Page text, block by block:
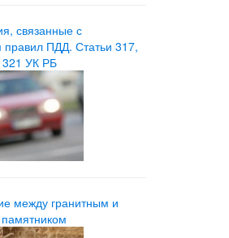
связанные с
ПДД. Статьи 317,
УК РБ
между гранитным и